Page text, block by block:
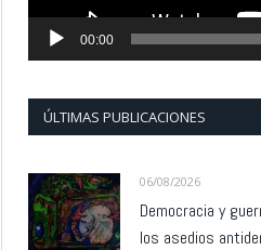
00:00
ÚLTIMAS PUBLICACIONES
06/08/2026
Democracia y
los asedios